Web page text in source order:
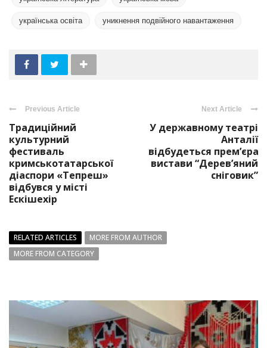
українська освіта уникнення подвійного навантаження
Previous Article
Традиційний
культурний
фестиваль
кримськотатарської
діаспори «Тепреш»
відбувся у місті
Ескішехір
Next Article
У державному театрі
Анталії
відбудеться прем’єра
вистави “Дерев’яний
сніговик”
RELATED ARTICLES
MORE FROM AUTHOR
MORE FROM CATEGORY